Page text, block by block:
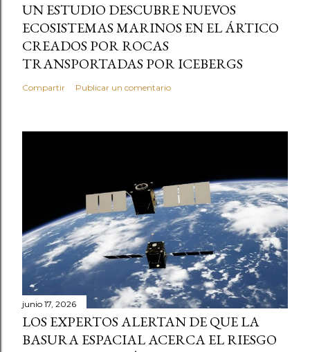
UN ESTUDIO DESCUBRE NUEVOS
ECOSISTEMAS MARINOS EN EL ÁRTICO
CREADOS POR ROCAS
TRANSPORTADAS POR ICEBERGS
Compartir Publicar un comentario
junio 17, 2026
LOS EXPERTOS ALERTAN DE QUE LA
BASURA ESPACIAL ACERCA EL RIESGO